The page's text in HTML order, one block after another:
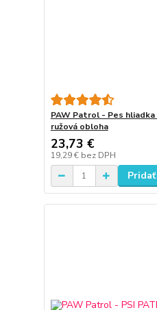
PAW Patrol - Pes
ružová obloha
23,73 €
19,29 € bez DPH